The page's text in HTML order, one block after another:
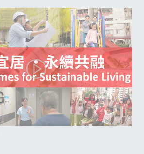
29-04-2026
房協動態 - 第113期
20-03-
房協物
奪多項